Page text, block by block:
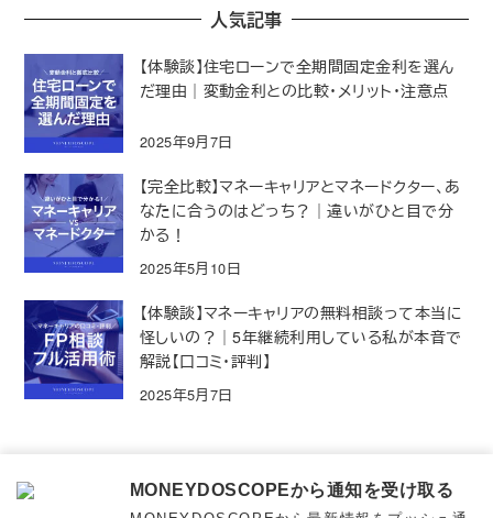
人気記事
【体験談】住宅ローンで全期間固定金利を選ん
だ理由｜変動金利との比較・メリット・注意点
2025年9月7日
【完全比較】マネーキャリアとマネードクター、あ
なたに合うのはどっち？｜違いがひと目で分
かる！
2025年5月10日
【体験談】マネーキャリアの無料相談って本当に
怪しいの？｜5年継続利用している私が本音で
解説【口コミ・評判】
2025年5月7日
お問い合わせ PRIVACY POLICYポータルサイト
MONEYDOSCOPEから通知を受け取る